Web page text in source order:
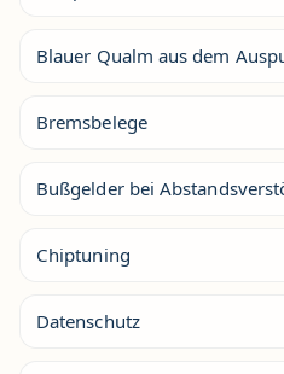
Blauer Qualm aus dem
Bremsbelege
Bußgelder bei
Chiptuning
Datenschutz